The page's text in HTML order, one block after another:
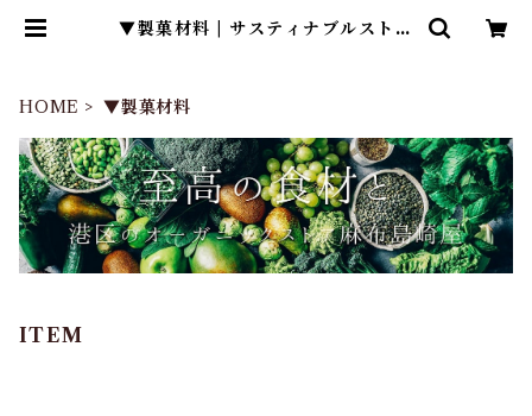
▼製菓材料 | サスティナブルストア
HOME ▼製菓材料
ITEM